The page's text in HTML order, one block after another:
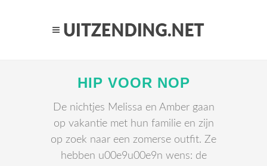
HIP VOOR NOP
De nichtjes Melissa en Amber gaan
op vakantie met hun familie en zijn
op zoek naar een zomerse outfit. Ze
hebben u00e9u00e9n wens: de